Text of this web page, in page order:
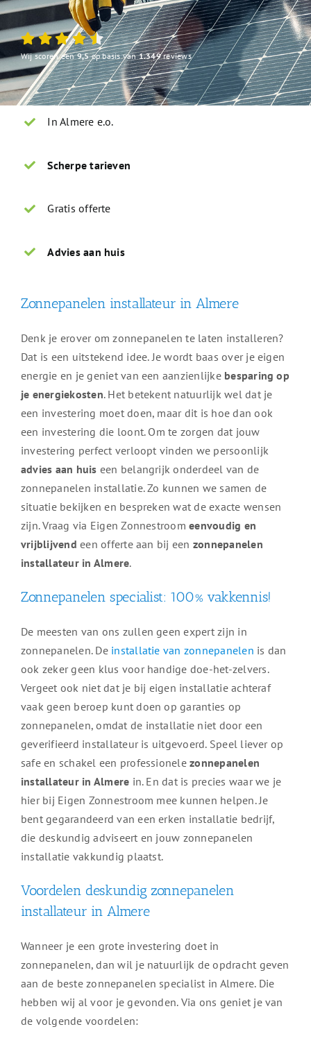
Wij scoren een9,5op basis van1.349reviews
In Almere e.o.
Scherpe tarieven
Gratis offerte
Advies aan huis
Zonnepanelen installateur in Almere
Denk je erover om zonnepanelen te laten installeren?
Dat is een uitstekend idee. Je wordt baas over je eigen
energie en je geniet van een aanzienlijke besparing op
je energiekosten. Het betekent natuurlijk wel dat je
een investering moet doen, maar dit is hoe dan ook
een investering die loont. Om te zorgen dat jouw
investering perfect verloopt vinden we persoonlijk
advies aan huis een belangrijk onderdeel van de
zonnepanelen installatie. Zo kunnen we samen de
situatie bekijken en bespreken wat de exacte wensen
zijn. Vraag via Eigen Zonnestroomeenvoudig en
vrijblijvend een offerte aan bij een zonnepanelen
installateur in Almere.
Zonnepanelen specialist: 100% vakkennis!
De meesten van ons zullen geen expert zijn in
zonnepanelen. De installatie van zonnepanelen is dan
ook zeker geen klus voor handige doe-het-zelvers.
Vergeet ook niet dat je bij eigen installatie achteraf
vaak geen beroep kunt doen op garanties op
zonnepanelen, omdat de installatie niet door een
geverifieerd installateur is uitgevoerd. Speel liever op
safe en schakel een professionelezonnepanelen
installateur in Almere in. En dat is precies waar we je
hier bij Eigen Zonnestroom mee kunnen helpen. Je
bent gegarandeerd van een erken installatie bedrijf,
die deskundig adviseert en jouw zonnepanelen
installatie vakkundig plaatst.
Voordelen deskundig zonnepanelen
installateur in Almere
Wanneer je een grote investering doet in
zonnepanelen, dan wil je natuurlijk de opdracht geven
aan de beste zonnepanelen specialist in Almere. Die
hebben wij al voor je gevonden. Via ons geniet je van
de volgende voordelen: